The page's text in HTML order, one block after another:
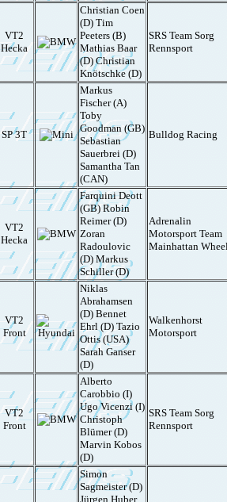
VT2
Hecka
Christian Coen
(D) Tim
Peeters (B)
Mathias Baar
(D) Christian
Knötschke (D)
SRS Team Sorg
Rennsport
SP 3T
Markus
Fischer (A)
Toby
Goodman (GB)
Sebastian
Sauerbrei (D)
Samantha Tan
(CAN)
Bulldog Racing
VT2
Hecka
Farquini Deott
(GB) Robin
Reimer (D)
Zoran
Radoulovic
(D) Markus
Schiller (D)
Adrenalin
Motorsport Team
Mainhattan
VT2
Front
Niklas
Abrahamsen
(D) Bennet
Ehrl (D) Tazio
Ottis (USA)
Sarah Ganser
(D)
Walkenhorst
Motorsport
VT2
Front
Alberto
Carobbio (I)
Ugo Vicenzi (I)
Christoph
Blümer (D)
Marvin Kobos
(D)
SRS Team Sorg
Rennsport
Simon
Sagmeister (D)
Jürgen Huber